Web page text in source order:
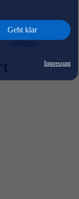
Geht klar
Impressum
Startseite